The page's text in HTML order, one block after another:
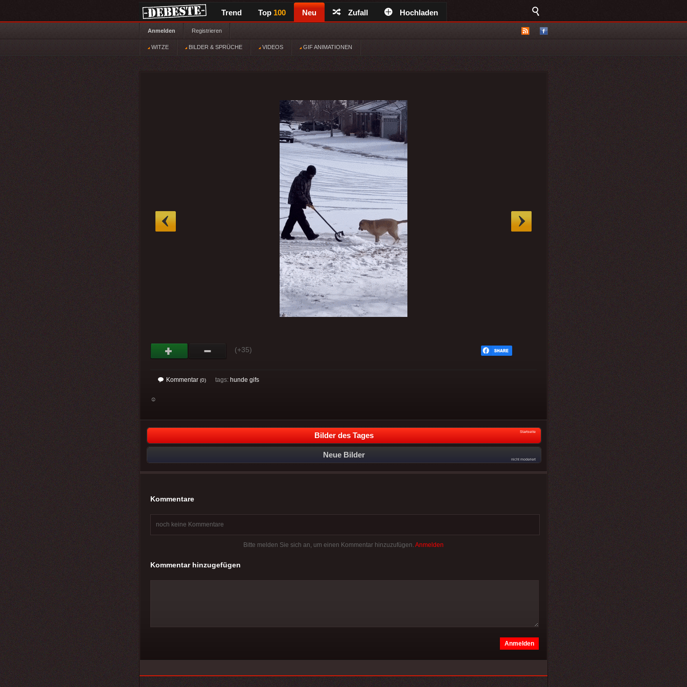
Trend Top 100 Neu Zufall Hochladen
Anmelden Registrieren
WITZE BILDER & SPRÜCHE VIDEOS GIF ANIMATIONEN
(+35)
Kommentar (0) tags: hunde gifs
☺
Bilder des Tages Startseite
Neue Bilder
nicht moderiert
Kommentare
noch keine Kommentare
Bitte melden Sie sich an, um einen Kommentar hinzuzufügen. Anmelden
Kommentar hinzugefügen